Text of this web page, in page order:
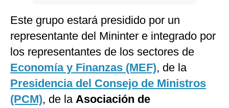
Este grupo estará presidido por un
representante del Mininter e integrado por
los representantes de los sectores de
Economía y Finanzas (MEF), de la
Presidencia del Consejo de Ministros
(PCM), de la Asociación de